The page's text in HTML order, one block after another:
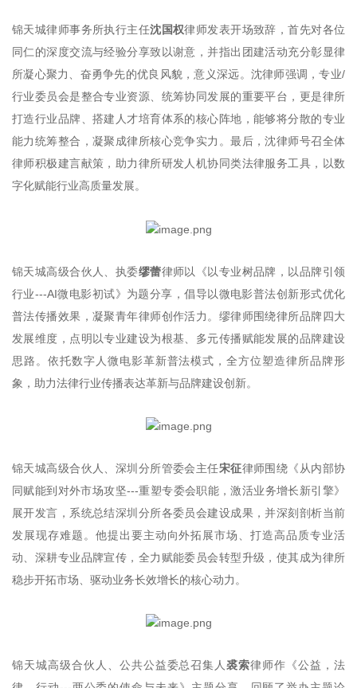
锦天城律师事务所执行主任沈国权律师发表开场致辞，首先对各位
同仁的深度交流与经验分享致以谢意，并指出团建活动充分彰显律
所凝心聚力、奋勇争先的优良风貌，意义深远。沈律师强调，专业/
行业委员会是整合专业资源、统筹协同发展的重要平台，更是律所
打造行业品牌、搭建人才培育体系的核心阵地，能够将分散的专业
能力统筹整合，凝聚成律所核心竞争实力。最后，沈律师号召全体
律师积极建言献策，助力律所研发人机协同类法律服务工具，以数
字化赋能行业高质量发展。
锦天城高级合伙人、执委缪蕾律师以《以专业树品牌，以品牌引领
行业---AI微电影初试》为题分享，倡导以微电影普法创新形式优化
普法传播效果，凝聚青年律师创作活力。缪律师围绕律所品牌四大
发展维度，点明以专业建设为根基、多元传播赋能发展的品牌建设
思路。依托数字人微电影革新普法模式，全方位塑造律所品牌形
象，助力法律行业传播表达革新与品牌建设创新。
锦天城高级合伙人、深圳分所管委会主任宋征律师围绕《从内部协
同赋能到对外市场攻坚---重塑专委会职能，激活业务增长新引擎》
展开发言，系统总结深圳分所各委员会建设成果，并深刻剖析当前
发展现存难题。他提出要主动向外拓展市场、打造高品质专业活
动、深耕专业品牌宣传，全力赋能委员会转型升级，使其成为律所
稳步开拓市场、驱动业务长效增长的核心动力。
锦天城高级合伙人、公共公益委总召集人裘索律师作《公益，法